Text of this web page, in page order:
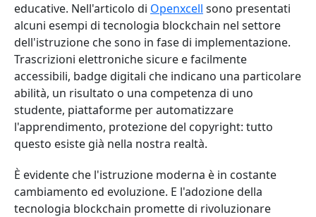
educative. Nell'articolo di Openхcell sono presentati
alcuni esempi di tecnologia blockchain nel settore
dell'istruzione che sono in fase di implementazione.
Trascrizioni elettroniche sicure e facilmente
accessibili, badge digitali che indicano una particolare
abilità, un risultato o una competenza di uno
studente, piattaforme per automatizzare
l'apprendimento, protezione del copyright: tutto
questo esiste già nella nostra realtà.
È evidente che l'istruzione moderna è in costante
cambiamento ed evoluzione. E l'adozione della
tecnologia blockchain promette di rivoluzionare